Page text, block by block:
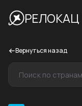
РЕЛОКАЦ
Вернуться назад